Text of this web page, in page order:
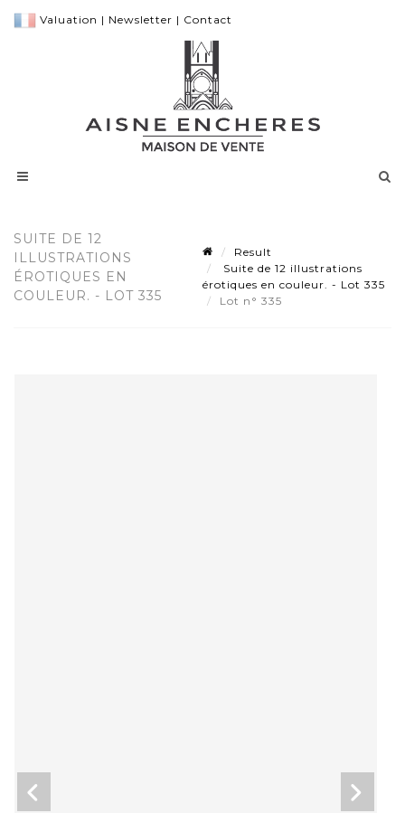
Valuation | Newsletter | Contact
SUITE DE 12
ILLUSTRATIONS
ÉROTIQUES EN
COULEUR. - LOT 335
Result
Suite de 12 illustrations
érotiques en couleur. - Lot 335
Lot n° 335